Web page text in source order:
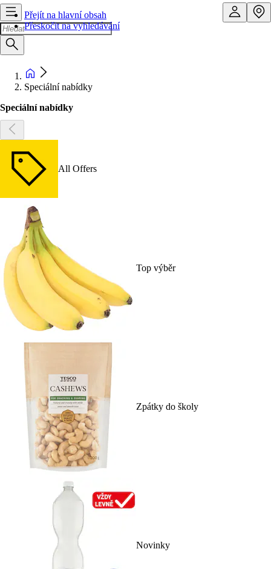
Přejít na hlavní obsah
Přeskočit na vyhledávání
Speciální nabídky
Speciální nabídky
All Offers
Top výběr
Zpátky do školy
Novinky